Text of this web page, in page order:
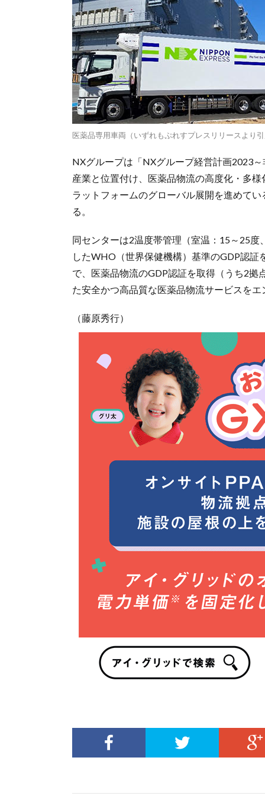
医薬品専用車両（いずれもぷれすプレスリリースより
NXグループは「NXグループ経営計画2023
産業と位置付け、医薬品物流の高度化・多
ラットフォームのグローバル展開を進めて
る。
同センターは2温度帯管理（室温：15～25
したWHO（世界保健機構）基準のGDP認
で、医薬品物流のGDP認証を取得（うち2拠
た安全かつ高品質な医薬品物流サービスを
（藤原秀行）